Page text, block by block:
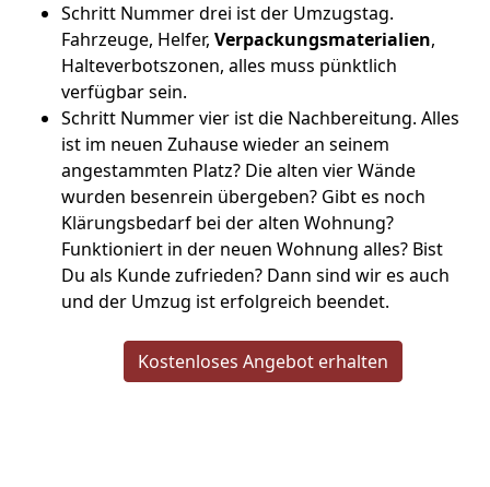
Schritt Nummer drei ist der Umzugstag.
Fahrzeuge, Helfer, Verpackungsmaterialien,
Halteverbotszonen, alles muss pünktlich
verfügbar sein.
Schritt Nummer vier ist die Nachbereitung. Alles
ist im neuen Zuhause wieder an seinem
angestammten Platz? Die alten vier Wände
wurden besenrein übergeben? Gibt es noch
Klärungsbedarf bei der alten Wohnung?
Funktioniert in der neuen Wohnung alles? Bist
Du als Kunde zufrieden? Dann sind wir es auch
und der Umzug ist erfolgreich beendet.
Kostenloses Angebot erhalten